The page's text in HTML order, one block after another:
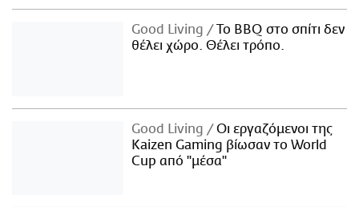
Good Living
Το BBQ στο σπίτι δεν
θέλει χώρο. Θέλει τρόπο.
Good Living
Οι εργαζόμενοι της
Kaizen Gaming βίωσαν το World
Cup από "μέσα"